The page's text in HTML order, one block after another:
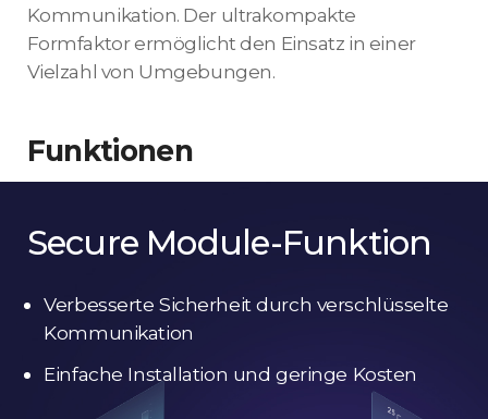
Kommunikation. Der ultrakompakte
Formfaktor ermöglicht den Einsatz in einer
Vielzahl von Umgebungen.
Funktionen
Secure Module-Funktion
Verbesserte Sicherheit durch verschlüsselte
Kommunikation
Einfache Installation und geringe Kosten